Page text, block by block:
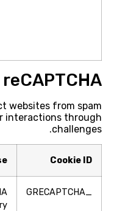
websites from spam
interactions through
challenges.
Cookie ID
_GRECAPTCHA